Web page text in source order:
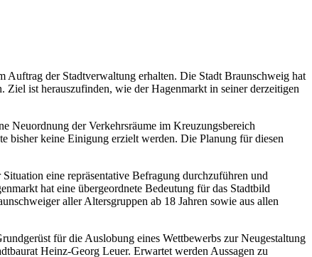
Auftrag der Stadtverwaltung erhalten. Die Stadt Braunschweig hat
ist herauszufinden, wie der Hagenmarkt in seiner derzeitigen
Neuordnung der Verkehrsräume im Kreuzungsbereich
bisher keine Einigung erzielt werden. Die Planung für diesen
eine repräsentative Befragung durchzuführen und
hat eine übergeordnete Bedeutung für das Stadtbild
aller Altersgruppen ab 18 Jahren sowie aus allen
für die Auslobung eines Wettbewerbs zur Neugestaltung
Heinz-Georg Leuer. Erwartet werden Aussagen zu